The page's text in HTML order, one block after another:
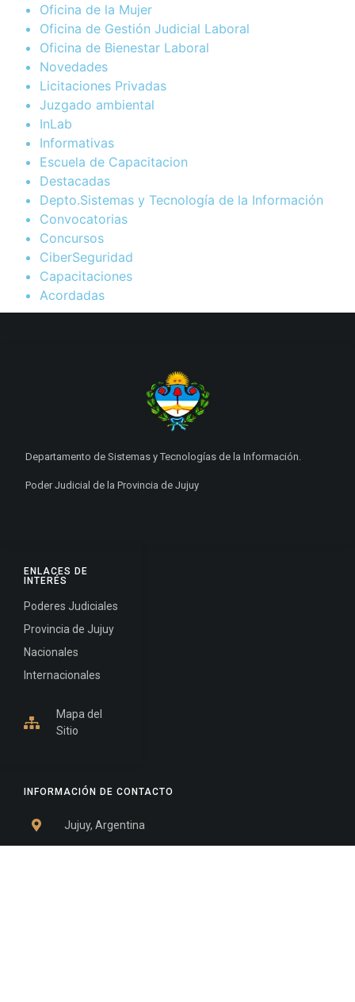
Oficina de la Mujer
Oficina de Gestión Judicial Laboral
Oficina de Bienestar Laboral
Novedades
Licitaciones Privadas
Juzgado ambiental
InLab
Informativas
Escuela de Capacitacion
Destacadas
Depto.Sistemas y Tecnología de la Información
Convocatorias
Concursos
CiberSeguridad
Capacitaciones
Acordadas
INFORMACIÓN DE CONTACTO
Jujuy, Argentina
ENLACES DE
INTERÉS
Poderes Judiciales
Provincia de Jujuy
Nacionales
Internacionales
Mapa del
Sitio
Departamento de Sistemas y Tecnologías de la Información.
Poder Judicial de la Provincia de Jujuy